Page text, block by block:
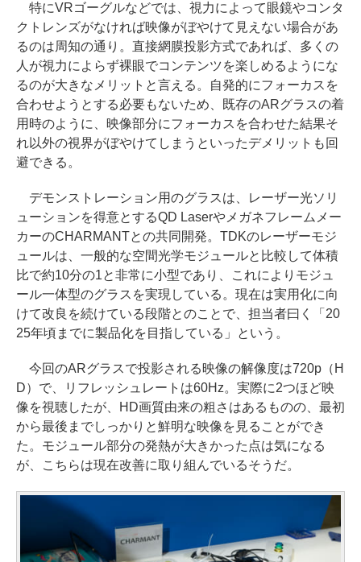
特にVRゴーグルなどでは、視力によって眼鏡やコンタ
クトレンズがなければ映像がぼやけて見えない場合があ
るのは周知の通り。直接網膜投影方式であれば、多くの
人が視力によらず裸眼でコンテンツを楽しめるようにな
るのが大きなメリットと言える。自発的にフォーカスを
合わせようとする必要もないため、既存のARグラスの着
用時のように、映像部分にフォーカスを合わせた結果そ
れ以外の視界がぼやけてしまうといったデメリットも回
避できる。
デモンストレーション用のグラスは、レーザー光ソリ
ューションを得意とするQD Laserやメガネフレームメー
カーのCHARMANTとの共同開発。TDKのレーザーモジ
ュールは、一般的な空間光学モジュールと比較して体積
比で約10分の1と非常に小型であり、これによりモジュ
ール一体型のグラスを実現している。現在は実用化に向
けて改良を続けている段階とのことで、担当者曰く「20
25年頃までに製品化を目指している」という。
今回のARグラスで投影される映像の解像度は720p（H
D）で、リフレッシュレートは60Hz。実際に2つほど映
像を視聴したが、HD画質由来の粗さはあるものの、最初
から最後までしっかりと鮮明な映像を見ることができ
た。モジュール部分の発熱が大きかった点は気になる
が、こちらは現在改善に取り組んでいるそうだ。